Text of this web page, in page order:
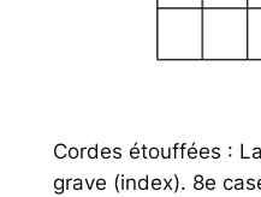
Cordes étouffées :
grave (index). 8e